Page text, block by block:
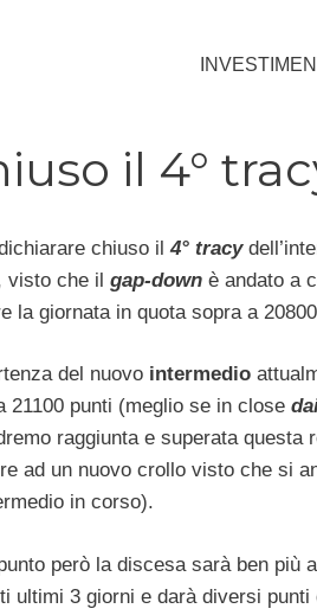
il 4°
chiuso il4° tracy
visto che il gap-downè andato a
la giornata in quota sopra a
del nuovo intermedio
21100 punti (meglio se in close
raggiunta e superata
ad un nuovo crollo visto che si
in corso).
però la discesa sarà ben più
ultimi 3 giorni e darà diversi